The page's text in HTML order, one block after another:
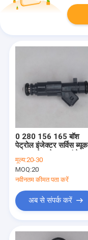
0 280 156 165 बॉश
पेट्रोल इंजेक्टर सर्विस ब्यूक
असेंबली
मूल्य:20-30
MOQ:20
नवीनतम कीमत पता करें
अब से संपर्क करें